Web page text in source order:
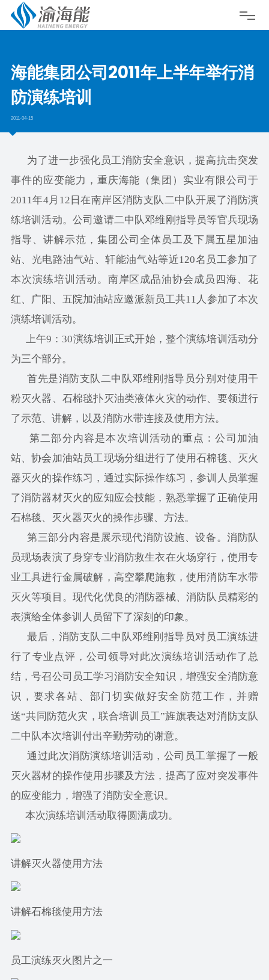
海能集团公司2011年上半年举行消
防演练培训
2011-04-15
为了进一步强化员工消防安全意识，提高抗击突发
事件的应变能力，重庆海能（集团）实业有限公司于
2011年4月12日在南岸区消防支队二中队开展了消防演
练培训活动。公司邀请二中队邓维刚指导员等官兵现场
指导、讲解示范，集团公司全体员工及下属五星加油
站、光电路油气站、轩能油气站等近120名员工参加了
本次演练培训活动。南岸区成品油协会成员四海、花
红、广阳、五院加油站应邀派新员工共11人参加了本次
演练培训活动。
上午9：30演练培训正式开始，整个演练培训活动分
为三个部分。
首先是消防支队二中队邓维刚指导员分别对使用干
粉灭火器、石棉毯扑灭油类液体火灾的动作、要领进行
了示范、讲解，以及消防水带连接及使用方法。
第二部分内容是本次培训活动的重点：公司加油
站、协会加油站员工现场分组进行了使用石棉毯、灭火
器灭火的操作练习，通过实际操作练习，参训人员掌握
了消防器材灭火的应知应会技能，熟悉掌握了正确使用
石棉毯、灭火器灭火的操作步骤、方法。
第三部分内容是展示现代消防设施、设备。消防队
员现场表演了身穿专业消防救生衣在火场穿行，使用专
业工具进行金属破解，高空攀爬施救，使用消防车水带
灭火等项目。现代化优良的消防器械、消防队员精彩的
表演给全体参训人员留下了深刻的印象。
最后，消防支队二中队邓维刚指导员对员工演练进
行了专业点评，公司领导对此次演练培训活动作了总
结，号召公司员工学习消防安全知识，增强安全消防意
识，要求各站、部门切实做好安全防范工作，并赠
送“共同防范火灾，联合培训员工”旌旗表达对消防支队
二中队本次培训付出辛勤劳动的谢意。
通过此次消防演练培训活动，公司员工掌握了一般
灭火器材的操作使用步骤及方法，提高了应对突发事件
的应变能力，增强了消防安全意识。
本次演练培训活动取得圆满成功。
讲解灭火器使用方法
讲解石棉毯使用方法
员工演练灭火图片之一